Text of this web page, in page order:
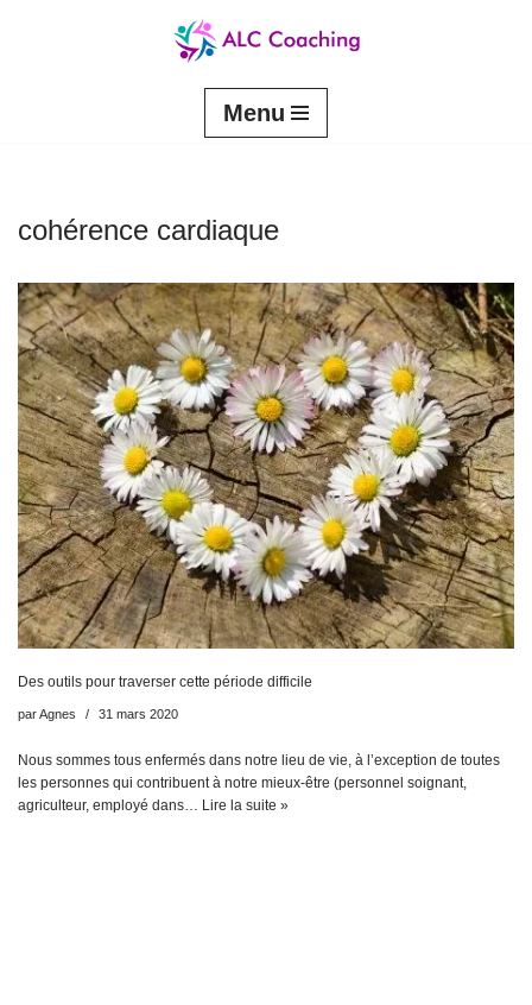
Menu
cohérence cardiaque
Des outils pour traverser cette période difficile
parAgnes 31 mars 2020
Nous sommes tous enfermés dans notre lieu de vie, à l’exception de toutes
les personnes qui contribuent à notre mieux-être (personnel soignant,
agriculteur, employé dans… Lire la suite »